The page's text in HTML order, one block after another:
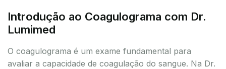
Introdução ao Coagulograma com Dr.
Lumimed
O coagulograma é um exame fundamental para
avaliar a capacidade de coagulação do sangue. Na Dr.